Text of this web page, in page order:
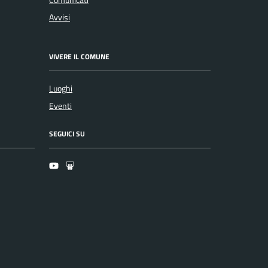
Avvisi
VIVERE IL COMUNE
Luoghi
Eventi
SEGUICI SU
YoutubeSlideshare